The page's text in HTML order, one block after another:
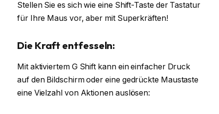
Stellen Sie es sich wie eine Shift-Taste der Tastatur
für Ihre Maus vor, aber mit Superkräften!
Die Kraft entfesseln:
Mit aktiviertem G Shift kann ein einfacher Druck
auf den Bildschirm oder eine gedrückte Maustaste
eine Vielzahl von Aktionen auslösen: